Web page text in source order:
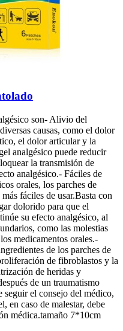
son- Alivio del
causas, como el dolor
el dolor articular y la
analgésico puede reducir
la transmisión de
analgésico.- Fáciles de
orales, los parches de
fáciles de usar.Basta con
dolorido para que el
su efecto analgésico, al
como las molestias
medicamentos orales.-
de los parches de
de fibroblastos y la
de heridas y
de un traumatismo
seguir el consejo del médico,
en caso de malestar, debe
médica.tamaño 7*10cm